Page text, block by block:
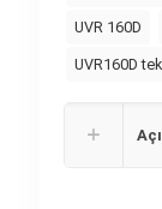
UVR 160D
UVR160D